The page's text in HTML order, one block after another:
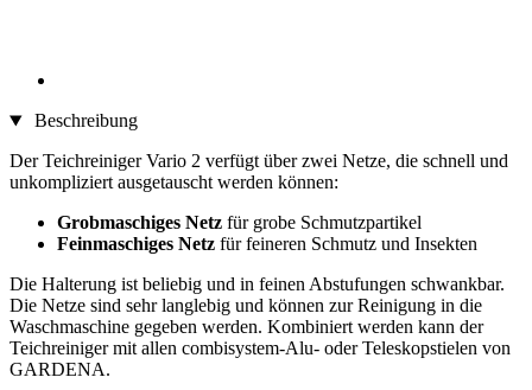
Beschreibung
Der Teichreiniger Vario 2 verfügt über zwei Netze, die schnell und
unkompliziert ausgetauscht werden können:
Grobmaschiges Netz für grobe Schmutzpartikel
Feinmaschiges Netz für feineren Schmutz und Insekten
Die Halterung ist beliebig und in feinen Abstufungen schwankbar.
Die Netze sind sehr langlebig und können zur Reinigung in die
Waschmaschine gegeben werden. Kombiniert werden kann der
Teichreiniger mit allen combisystem-Alu- oder Teleskopstielen von
GARDENA.